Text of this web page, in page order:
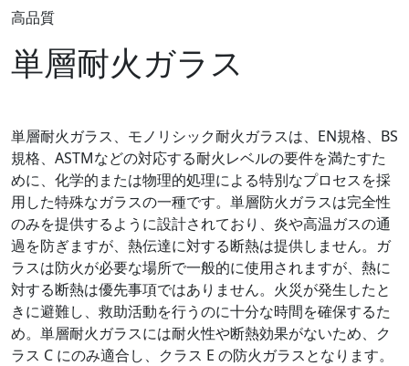
高品質
単層耐火ガラス
単層耐火ガラス、モノリシック耐火ガラスは、EN規格、BS
規格、ASTMなどの対応する耐火レベルの要件を満たすた
めに、化学的または物理的処理による特別なプロセスを採
用した特殊なガラスの一種です。単層防火ガラスは完全性
のみを提供するように設計されており、炎や高温ガスの通
過を防ぎますが、熱伝達に対する断熱は提供しません。ガ
ラスは防火が必要な場所で一般的に使用されますが、熱に
対する断熱は優先事項ではありません。火災が発生したと
きに避難し、救助活動を行うのに十分な時間を確保するた
め。単層耐火ガラスには耐火性や断熱効果がないため、ク
ラス C にのみ適合し、クラス E の防火ガラスとなります。